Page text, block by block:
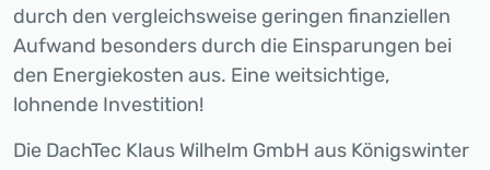
durch den vergleichsweise geringen finanziellen
Aufwand besonders durch die Einsparungen bei
den Energiekosten aus. Eine weitsichtige,
lohnende Investition!
Die DachTec Klaus Wilhelm GmbH aus Königswinter